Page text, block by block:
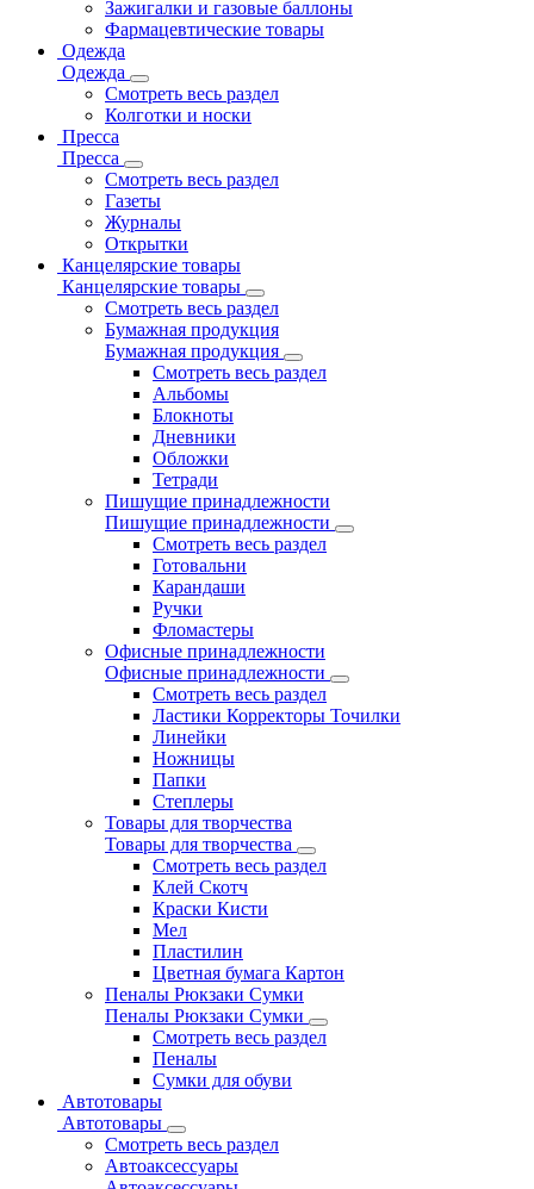
Зажигалки и газовые баллоны
Фармацевтические товары
Одежда
Одежда
Смотреть весь раздел
Колготки и носки
Пресса
Пресса
Смотреть весь раздел
Газеты
Журналы
Открытки
Канцелярские товары
Канцелярские товары
Смотреть весь раздел
Бумажная продукция
Бумажная продукция
Смотреть весь раздел
Альбомы
Блокноты
Дневники
Обложки
Тетради
Пишущие принадлежности
Пишущие принадлежности
Смотреть весь раздел
Готовальни
Карандаши
Ручки
Фломастеры
Офисные принадлежности
Офисные принадлежности
Смотреть весь раздел
Ластики Корректоры Точилки
Линейки
Ножницы
Папки
Степлеры
Товары для творчества
Товары для творчества
Смотреть весь раздел
Клей Скотч
Краски Кисти
Мел
Пластилин
Цветная бумага Картон
Пеналы Рюкзаки Сумки
Пеналы Рюкзаки Сумки
Смотреть весь раздел
Пеналы
Сумки для обуви
Автотовары
Автотовары
Смотреть весь раздел
Автоаксессуары